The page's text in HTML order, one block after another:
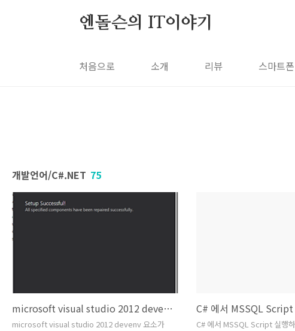
엔돌슨의 IT이야기
처음으로 소개 리뷰 스마트
개발언어/C#.NET 75
microsoft visual studio 2012 devenv 요소가 없습니다 microsoft visual studio 2012 devenv element not found
microsoft visual studio 2012 devenv 요소가
C# 에서 MSSQL Script
C# 에서 MSSQL Script 실행